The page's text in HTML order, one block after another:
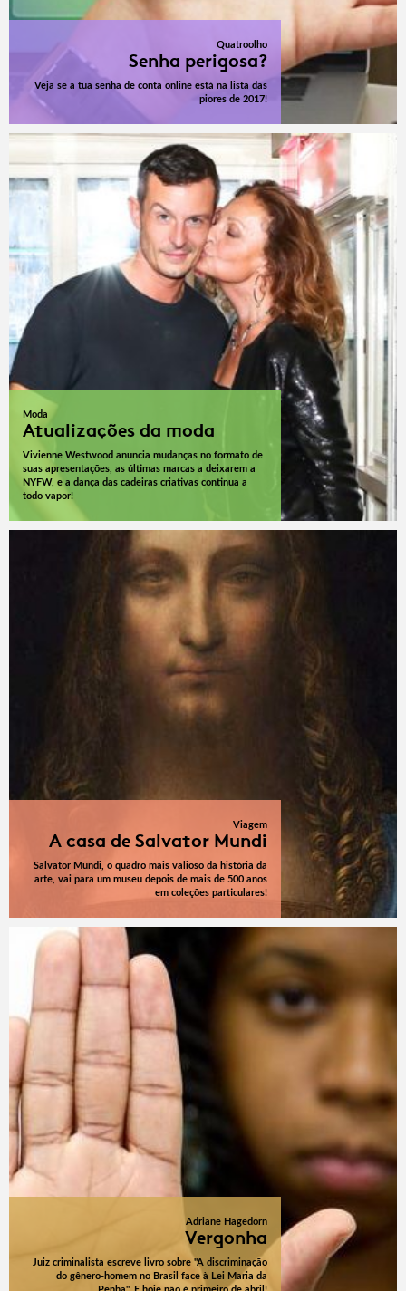
Quatroolho
Senha perigosa?
Veja se a tua senha de conta online está na lista das
piores de 2017!
Moda
Atualizações da moda
Vivienne Westwood anuncia mudanças no formato de
suas apresentações, as últimas marcas a deixarem a
NYFW, e a dança das cadeiras criativas continua a
todo vapor!
Viagem
A casa de Salvator Mundi
Salvator Mundi, o quadro mais valioso da história da
arte, vai para um museu depois de mais de 500 anos
em coleções particulares!
Adriane Hagedorn
Vergonha
Juiz criminalista escreve livro sobre "A discriminação
do gênero-homem no Brasil face à Lei Maria da